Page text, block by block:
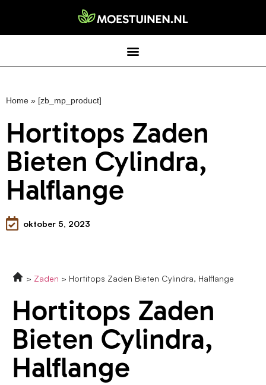
Home » [zb_mp_product]
Hortitops Zaden
Bieten Cylindra,
Halflange
oktober 5, 2023
Zaden Hortitops Zaden Bieten Cylindra, Halflange
Hortitops Zaden
Bieten Cylindra,
Halflange